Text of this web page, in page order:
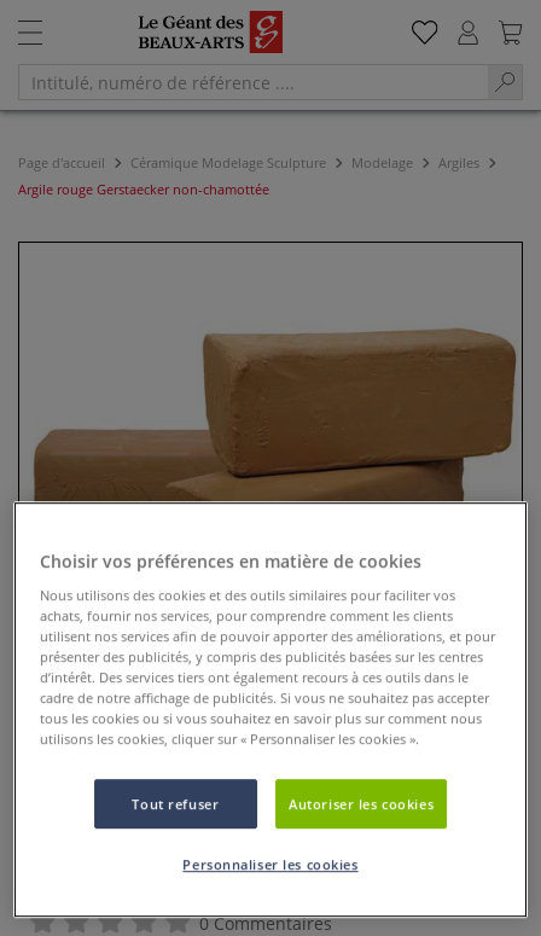
Page d'accueil Céramique Modelage Sculpture Modelage
Argiles
Argile rouge Gerstaecker non-chamottée
Argile rouge Gerstaecker non-
0 Commentaires
Choisir vos préférences en matière de cookies
Nous utilisons des cookies et des outils similaires pour faciliter vos
achats, fournir nos services, pour comprendre comment les clients
utilisent nos services afin de pouvoir apporter des améliorations, et pour
présenter des publicités, y compris des publicités basées sur les centres
d’intérêt. Des services tiers ont également recours à ces outils dans le
cadre de notre affichage de publicités. Si vous ne souhaitez pas accepter
tous les cookies ou si vous souhaitez en savoir plus sur comment nous
utilisons les cookies, cliquer sur « Personnaliser les cookies ».
Tout refuser Autoriser les cookies
Personnaliser les cookies